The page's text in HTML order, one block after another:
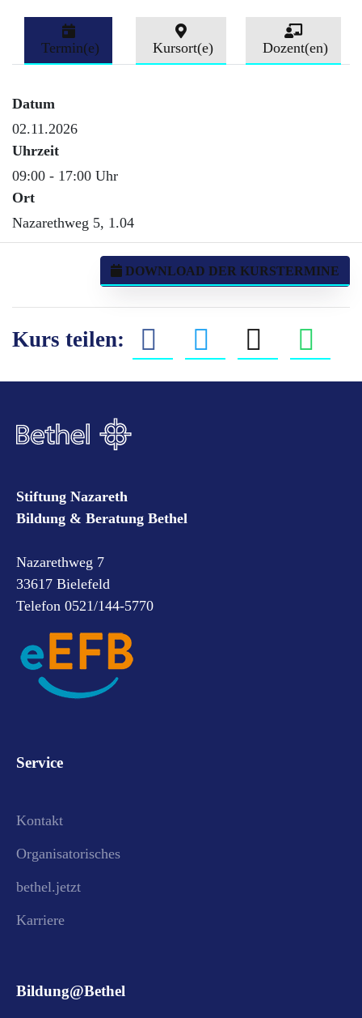
Termin(e) Kursort(e) Dozent(en)
Datum
02.11.2026
Uhrzeit
09:00 - 17:00 Uhr
Ort
Nazarethweg 5, 1.04
DOWNLOAD DER KURSTERMINE
Kurs teilen:
Stiftung Nazareth
Bildung & Beratung Bethel
Nazarethweg 7
33617 Bielefeld
Telefon 0521/144-5770
Service
Kontakt
Organisatorisches
bethel.jetzt
Karriere
Bildung@Bethel